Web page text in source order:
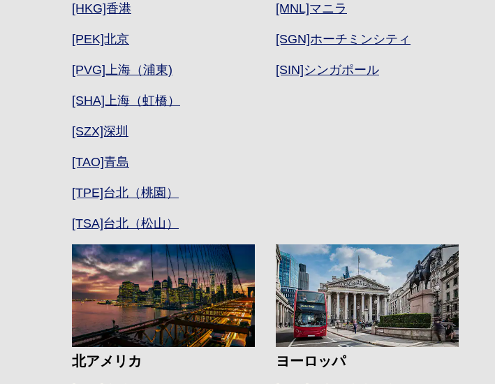
[HKG]香港
[PEK]北京
[PVG]上海（浦東)
[SHA]上海（虹橋）
[SZX]深圳
[TAO]青島
[TPE]台北（桃園）
[TSA]台北（松山）
[MNL]マニラ
[SGN]ホーチミンシティ
[SIN]シンガポール
北アメリカ ヨーロッパ